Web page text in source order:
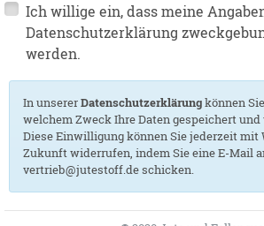
Ich willige ein, dass meine
Datenschutzerklärung
werden.
In unsererDatenschutzerklärungkönnen
welchem Zweck Ihre Daten gespeichert und
Diese Einwilligung können Sie jederzeit mit
Zukunft widerrufen, indem Sie eine E-Mail
vertrieb@jutestoff.de schicken.